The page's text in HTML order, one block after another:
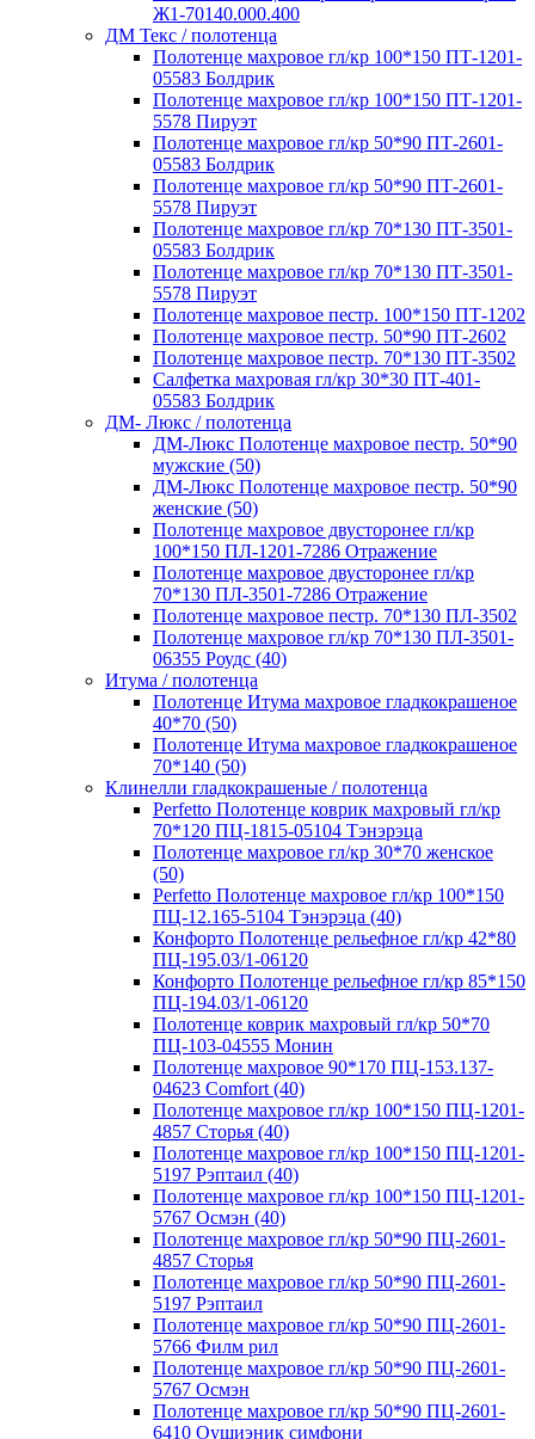
Ж1-70140.000.400
ДМ Текс / полотенца
Полотенце махровое гл/кр 100*150 ПТ-1201-
05583 Болдрик
Полотенце махровое гл/кр 100*150 ПТ-1201-
5578 Пируэт
Полотенце махровое гл/кр 50*90 ПТ-2601-
05583 Болдрик
Полотенце махровое гл/кр 50*90 ПТ-2601-
5578 Пируэт
Полотенце махровое гл/кр 70*130 ПТ-3501-
05583 Болдрик
Полотенце махровое гл/кр 70*130 ПТ-3501-
5578 Пируэт
Полотенце махровое пестр. 100*150 ПТ-1202
Полотенце махровое пестр. 50*90 ПТ-2602
Полотенце махровое пестр. 70*130 ПТ-3502
Салфетка махровая гл/кр 30*30 ПТ-401-
05583 Болдрик
ДМ- Люкс / полотенца
ДМ-Люкс Полотенце махровое пестр. 50*90
мужские (50)
ДМ-Люкс Полотенце махровое пестр. 50*90
женские (50)
Полотенце махровое двусторонее гл/кр
100*150 ПЛ-1201-7286 Отражение
Полотенце махровое двусторонее гл/кр
70*130 ПЛ-3501-7286 Отражение
Полотенце махровое пестр. 70*130 ПЛ-3502
Полотенце махровое гл/кр 70*130 ПЛ-3501-
06355 Роудс (40)
Итума / полотенца
Полотенце Итума махровое гладкокрашеное
40*70 (50)
Полотенце Итума махровое гладкокрашеное
70*140 (50)
Клинелли гладкокрашеные / полотенца
Perfetto Полотенце коврик махровый гл/кр
70*120 ПЦ-1815-05104 Тэнэрэца
Полотенце махровое гл/кр 30*70 женское
(50)
Perfetto Полотенце махровое гл/кр 100*150
ПЦ-12.165-5104 Тэнэрэца (40)
Конфорто Полотенце рельефное гл/кр 42*80
ПЦ-195.03/1-06120
Конфорто Полотенце рельефное гл/кр 85*150
ПЦ-194.03/1-06120
Полотенце коврик махровый гл/кр 50*70
ПЦ-103-04555 Монин
Полотенце махровое 90*170 ПЦ-153.137-
04623 Comfort (40)
Полотенце махровое гл/кр 100*150 ПЦ-1201-
4857 Сторья (40)
Полотенце махровое гл/кр 100*150 ПЦ-1201-
5197 Рэптаил (40)
Полотенце махровое гл/кр 100*150 ПЦ-1201-
5767 Осмэн (40)
Полотенце махровое гл/кр 50*90 ПЦ-2601-
4857 Сторья
Полотенце махровое гл/кр 50*90 ПЦ-2601-
5197 Рэптаил
Полотенце махровое гл/кр 50*90 ПЦ-2601-
5766 Филм рил
Полотенце махровое гл/кр 50*90 ПЦ-2601-
5767 Осмэн
Полотенце махровое гл/кр 50*90 ПЦ-2601-
6410 Оушиэник симфони